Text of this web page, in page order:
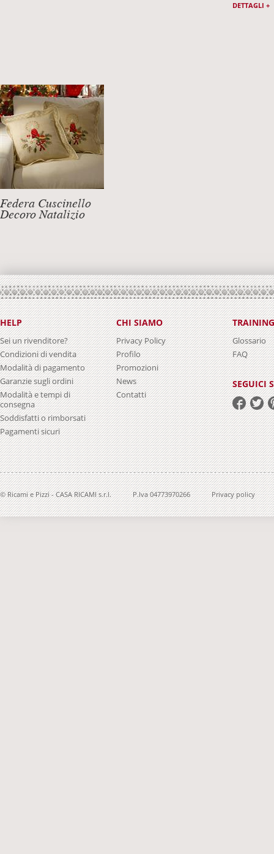
DETTAGLI +
Federa Cuscinello
Decoro Natalizio
HELP
Sei un rivenditore?
Condizioni di vendita
Modalità di pagamento
Garanzie sugli ordini
Modalità e tempi di
consegna
Soddisfatti o rimborsati
Pagamenti sicuri
CHI SIAMO
Privacy Policy
Profilo
Promozioni
News
Contatti
TRAINING
Glossario
FAQ
SEGUICI
© Ricami e Pizzi - CASA RICAMI s.r.l. P.Iva 04773970266 Privacy policy